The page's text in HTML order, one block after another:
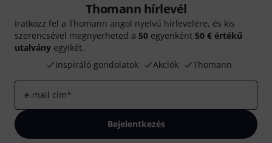
Thomann hírlevél
Iratkozz fel a Thomann angol nyelvű hírlevelére, és kis
szerencsével megnyerheted a 50 egyenként 50 € értékű
utalvány egyikét.
Inspiráló gondolatok
Akciók Thomann
e-mail cím*
Bejelentkezés